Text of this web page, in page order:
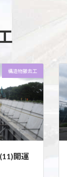
構造物撤去工
開運